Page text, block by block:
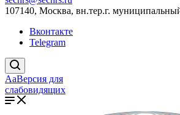
107140, Москва, вн.тер.г.
Вконтакте
Telegram
AaВерсия для
слабовидящих